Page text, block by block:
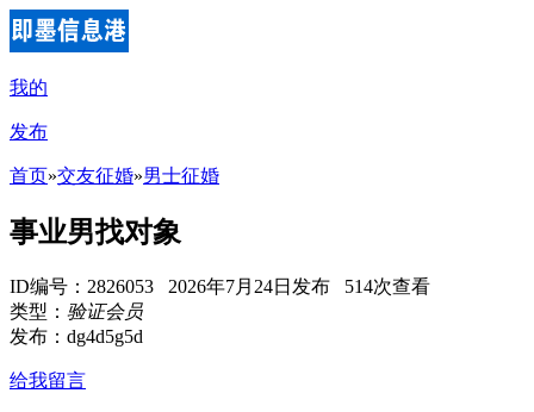
我的
发布
首页»交友征婚»男士征婚
事业男找对象
ID编号：2826053 2026年7月24日发布 514次查看
类型： 验证会员
发布：dg4d5g5d
给我留言